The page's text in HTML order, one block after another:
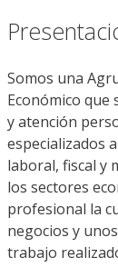
Somos una
Económico que
y atención
especializados
laboral, fiscal y
los sectores
profesional la
negocios y
trabajo